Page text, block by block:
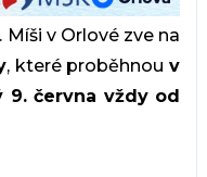
Míši v Orlové zve na
, které proběhnou v
9. června vždy od